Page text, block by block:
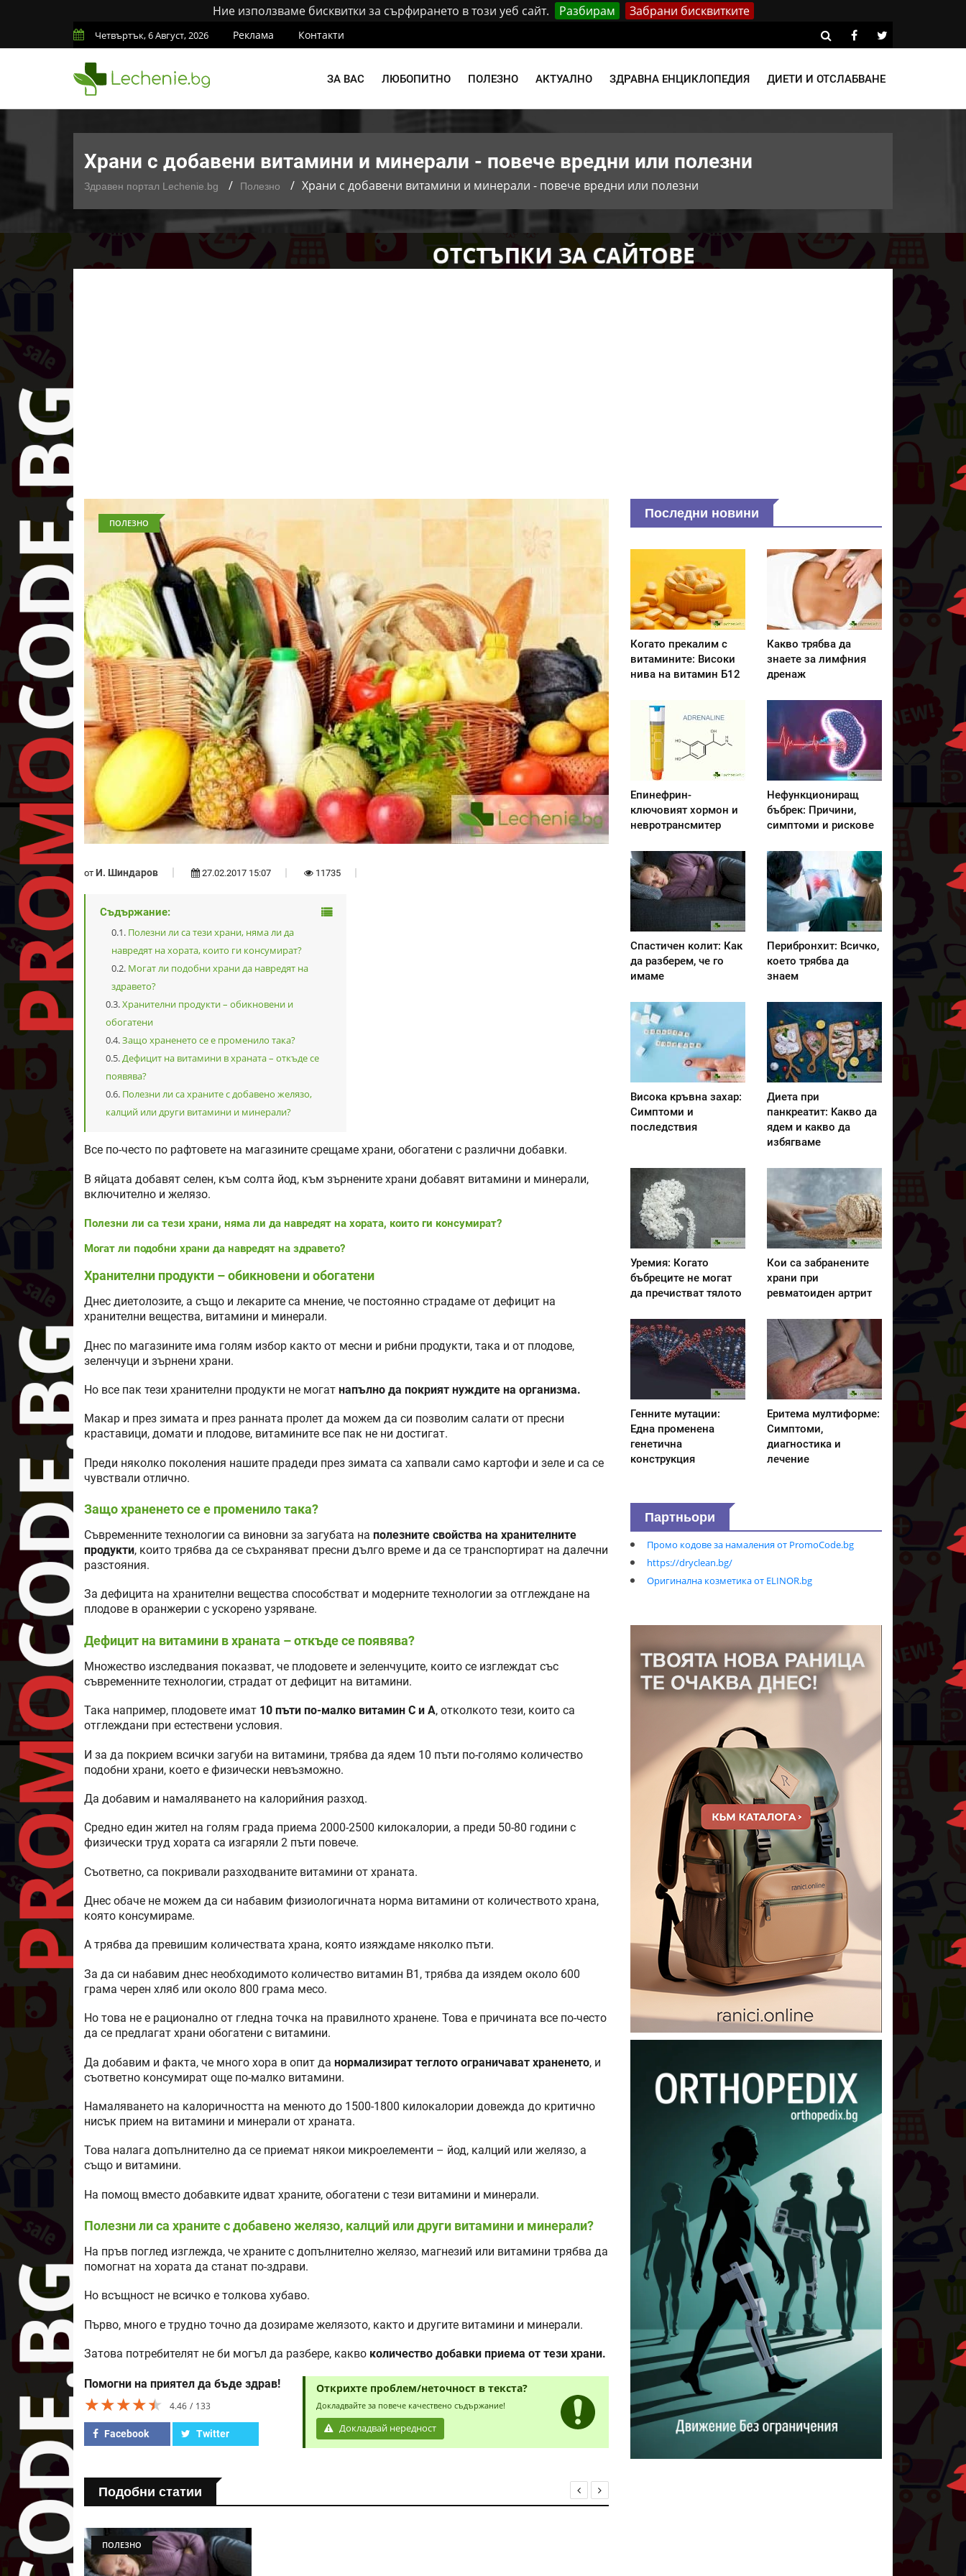
Ние използваме бисквитки за сърфирането в този уеб сайт. Разбирам Забрани бисквитките
Четвъртък, 6 Август, 2026 Реклама Контакти
ЗА ВАС ЛЮБОПИТНО ПОЛЕЗНО АКТУАЛНО ЗДРАВНА ЕНЦИКЛОПЕДИЯ ДИЕТИ И ОТСЛАБВАНЕ
Храни с добавени витамини и минерали - повече вредни или полезни
Здравен портал Lechenie.bg Полезно Храни с добавени витамини и минерали - повече вредни или полезни
ПОЛЕЗНО
от И. Шиндаров 27.02.2017 15:07 11735
Съдържание:
Полезни ли са тези храни, няма ли да
навредят на хората, които ги консумират?
Могат ли подобни храни да навредят на
здравето?
Хранителни продукти – обикновени и
обогатени
Защо храненето се е променило така?
Дефицит на витамини в храната – откъде се
появява?
Полезни ли са храните с добавено желязо,
калций или други витамини и минерали?
Все по-често по рафтовете на магазините срещаме храни, обогатени с различни добавки.
В яйцата добавят селен, към солта йод, към зърнените храни добавят витамини и минерали,
включително и желязо.
Полезни ли са тези храни, няма ли да навредят на хората, които ги консумират?
Могат ли подобни храни да навредят на здравето?
Хранителни продукти – обикновени и обогатени
Днес диетолозите, а също и лекарите са мнение, че постоянно страдаме от дефицит на
хранителни вещества, витамини и минерали.
Днес по магазините има голям избор както от месни и рибни продукти, така и от плодове,
зеленчуци и зърнени храни.
Но все пак тези хранителни продукти не могат напълно да покрият нуждите на организма.
Макар и през зимата и през ранната пролет да можем да си позволим салати от пресни
краставици, домати и плодове, витамините все пак не ни достигат.
Преди няколко поколения нашите прадеди през зимата са хапвали само картофи и зеле и са се
чувствали отлично.
Защо храненето се е променило така?
Съвременните технологии са виновни за загубата на полезните свойства на хранителните
продукти, които трябва да се съхраняват пресни дълго време и да се транспортират на далечни
разстояния.
За дефицита на хранителни вещества способстват и модерните технологии за отглеждане на
плодове в оранжерии с ускорено узряване.
Дефицит на витамини в храната – откъде се появява?
Множество изследвания показват, че плодовете и зеленчуците, които се изглеждат със
съвременните технологии, страдат от дефицит на витамини.
Така например, плодовете имат 10 пъти по-малко витамин С и А, отколкото тези, които са
отглеждани при естествени условия.
И за да покрием всички загуби на витамини, трябва да ядем 10 пъти по-голямо количество
подобни храни, което е физически невъзможно.
Да добавим и намаляването на калорийния разход.
Средно един жител на голям града приема 2000-2500 килокалории, а преди 50-80 години с
физически труд хората са изгаряли 2 пъти повече.
Съответно, са покривали разходваните витамини от храната.
Днес обаче не можем да си набавим физиологичната норма витамини от количеството храна,
която консумираме.
А трябва да превишим количествата храна, която изяждаме няколко пъти.
За да си набавим днес необходимото количество витамин В1, трябва да изядем около 600
грама черен хляб или около 800 грама месо.
Но това не е рационално от гледна точка на правилното хранене. Това е причината все по-често
да се предлагат храни обогатени с витамини.
Да добавим и факта, че много хора в опит да нормализират теглото ограничават храненето, и
съответно консумират още по-малко витамини.
Намаляването на калоричността на менюто до 1500-1800 килокалории довежда до критично
нисък прием на витамини и минерали от храната.
Това налага допълнително да се приемат някои микроелементи – йод, калций или желязо, а
също и витамини.
На помощ вместо добавките идват храните, обогатени с тези витамини и минерали.
Полезни ли са храните с добавено желязо, калций или други витамини и минерали?
На пръв поглед изглежда, че храните с допълнително желязо, магнезий или витамини трябва да
помогнат на хората да станат по-здрави.
Но всъщност не всичко е толкова хубаво.
Първо, много е трудно точно да дозираме желязото, както и другите витамини и минерали.
Затова потребителят не би могъл да разбере, какво количество добавки приема от тези храни.
Помогни на приятел да бъде здрав!
★★★★★
★★★★★
★★★★★ 4.46 133
Facebook Twitter
Открихте проблем/неточност в текста?
Докладвайте за повече качествено съдържание!
Докладвай нередност
Подобни статии
ПОЛЕЗНО
Последни новини
Когато прекалим с
витамините: Високи
нива на витамин Б12
Какво трябва да
знаете за лимфния
дренаж
Епинефрин-
ключовият хормон и
невротрансмитер
Нефункциониращ
бъбрек: Причини,
симптоми и рискове
Спастичен колит: Как
да разберем, че го
имаме
Перибронхит: Всичко,
което трябва да
знаем
Висока кръвна захар:
Симптоми и
последствия
Диета при
панкреатит: Kакво да
ядем и какво да
избягваме
Уремия: Когато
бъбреците не могат
да пречистват тялото
Кои са забранените
храни при
ревматоиден артрит
Генните мутации:
Една променена
генетична
конструкция
Еритема мултиформе:
Симптоми,
диагностика и
лечение
Партньори
Промо кодове за намаления от PromoCode.bg
https://dryclean.bg/
Оригинална козметика от ELINOR.bg